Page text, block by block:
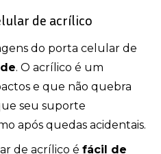
de acrílico
do porta celular de
. O acrílico é um
e que não quebra
seu suporte
após quedas acidentais.
de acrílico éfácil de